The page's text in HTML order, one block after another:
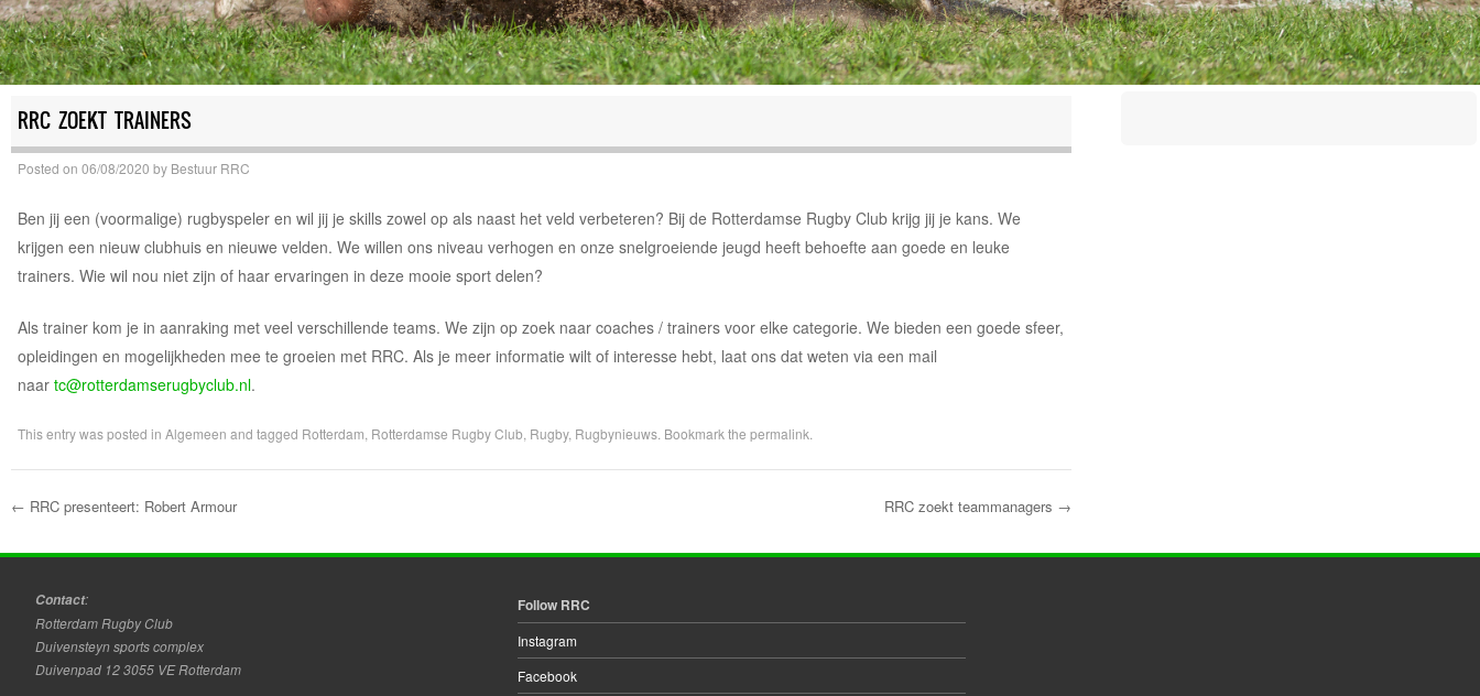
RRC ZOEKT TRAINERS
Posted on 06/08/2020 by Bestuur RRC
Ben jij een (voormalige) rugbyspeler en wil jij je skills zowel op als naast het veld verbeteren? Bij de Rotterdamse Rugby Club krijg jij je kans. We
krijgen een nieuw clubhuis en nieuwe velden. We willen ons niveau verhogen en onze snelgroeiende jeugd heeft behoefte aan goede en leuke
trainers. Wie wil nou niet zijn of haar ervaringen in deze mooie sport delen?
Als trainer kom je in aanraking met veel verschillende teams. We zijn op zoek naar coaches / trainers voor elke categorie. We bieden een goede sfeer,
opleidingen en mogelijkheden mee te groeien met RRC. Als je meer informatie wilt of interesse hebt, laat ons dat weten via een mail
naar tc@rotterdamserugbyclub.nl.
This entry was posted in Algemeen and tagged Rotterdam Rotterdamse Rugby Club, Rugby, Rugbynieuws. Bookmark the permalink
Post navigation
← RRC presenteert: Robert Armour RRC zoekt teammanagers →
Contact:
Rotterdam Rugby Club
Duivensteyn sports complex
Duivenpad 12 3055 VE Rotterdam
Follow RRC
Instagram
Facebook